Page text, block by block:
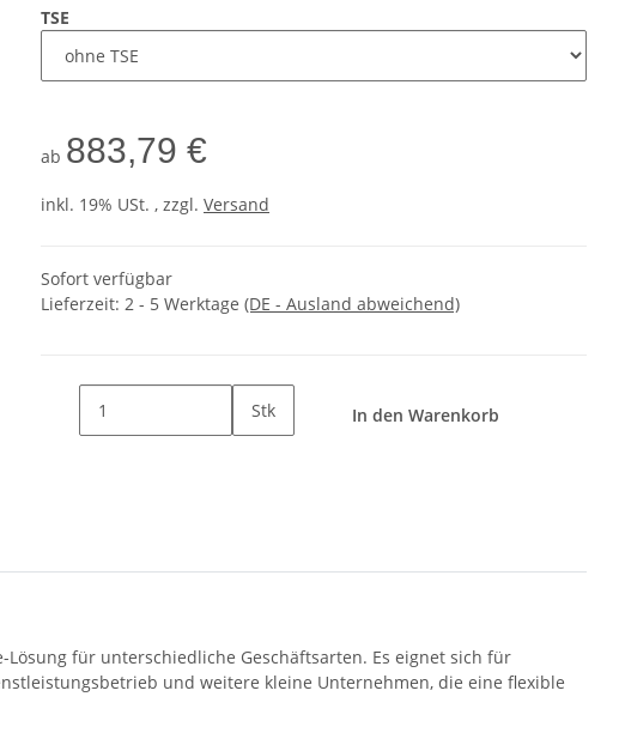
TSE
ab 883,79 €
inkl. 19% USt. , zzgl. Versand
Sofort verfügbar
Lieferzeit: 2 - 5 Werktage (DE - Ausland abweichend)
Stk In den Warenkorb
Lösung für unterschiedliche Geschäftsarten. Es eignet sich für
und weitere kleine Unternehmen, die eine flexible